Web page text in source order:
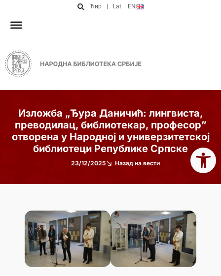
Ћир Lat EN
Изложба „Ђура Даничић: лингвиста,
преводилац, библиотекар, професор”
отворена у Народној и универзитетској
библиотеци Републике Српске
23/12/2025 Назад на вести